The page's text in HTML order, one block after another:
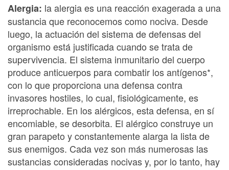
Alergia: la alergia es una reacción exagerada a una
sustancia que reconocemos como nociva. Desde
luego, la actuación del sistema de defensas del
organismo está justificada cuando se trata de
supervivencia. El sistema inmunitario del cuerpo
produce anticuerpos para combatir los antígenos*,
con lo que proporciona una defensa contra
invasores hostiles, lo cual, fisiológicamente, es
irreprochable. En los alérgicos, esta defensa, en sí
encomiable, se desorbita. El alérgico construye un
gran parapeto y constantemente alarga la lista de
sus enemigos. Cada vez son más numerosas las
sustancias consideradas nocivas y, por lo tanto, hay